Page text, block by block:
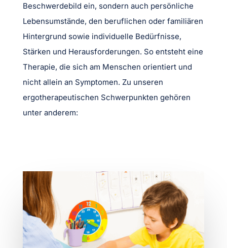
Beschwerdebild ein, sondern auch persönliche
Lebensumstände, den beruflichen oder familiären
Hintergrund sowie individuelle Bedürfnisse,
Stärken und Herausforderungen. So entsteht eine
Therapie, die sich am Menschen orientiert und
nicht allein an Symptomen. Zu unseren
ergotherapeutischen Schwerpunkten gehören
unter anderem: